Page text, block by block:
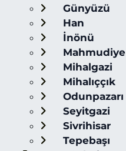
Günyüzü
Han
İnönü
Mahmudiye
Mihalgazi
Mihalıççık
Odunpazarı
Seyitgazi
Sivrihisar
Tepebaşı